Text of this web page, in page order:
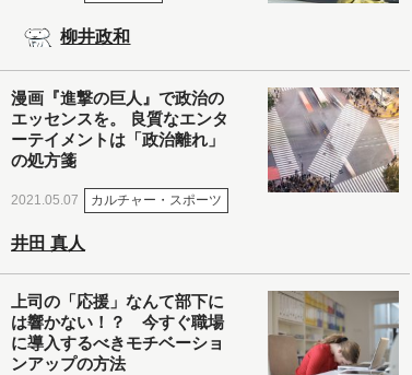
柳井政和
漫画『進撃の巨人』で政治の
エッセンスを。 良質なエンタ
ーテイメントは「政治離れ」
の処方箋
2021.05.07 カルチャー・スポーツ
井田 真人
上司の「応援」なんて部下に
は響かない！？ 今すぐ職場
に導入するべきモチベーショ
ンアップの方法